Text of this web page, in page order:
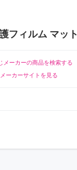
フィルム マット
メーカーの商品を検索する
メーカーサイトを見る